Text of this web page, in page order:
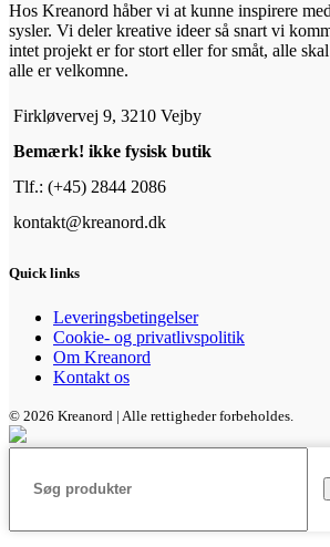
Hos Kreanord håber vi at kunne inspirere
sysler. Vi deler kreative ideer så snart vi
intet projekt er for stort eller for småt, alle
alle er velkomne.
Firkløvervej 9, 3210 Vejby
Bemærk! ikke fysisk butik
Tlf.: (+45) 2844 2086
kontakt@kreanord.dk
Quick links
Leveringsbetingelser
Cookie- og privatlivspolitik
Om Kreanord
Kontakt os
© 2026 Kreanord | Alle rettigheder forbeholdes.